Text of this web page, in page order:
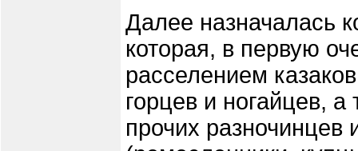
Далее назначалась
которая, в первую
расселением
горцев и ногайцев, а
прочих